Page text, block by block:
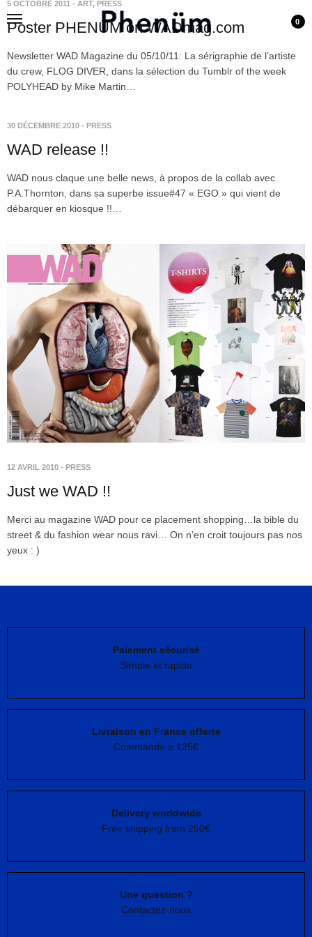
0
5 OCTOBRE 2011 - ART, PRESS
Poster PHENÜM on WADmag.com
Newsletter WAD Magazine du 05/10/11: La sérigraphie de l’artiste
du crew, FLOG DIVER, dans la sélection du Tumblr of the week
POLYHEAD by Mike Martin…
30 DÉCEMBRE 2010 - PRESS
WAD release !!
WAD nous claque une belle news, à propos de la collab avec
P.A.Thornton, dans sa superbe issue#47 « EGO » qui vient de
débarquer en kiosque !!…
12 AVRIL 2010 - PRESS
Just we WAD !!
Merci au magazine WAD pour ce placement shopping…la bible du
street & du fashion wear nous ravi… On n’en croit toujours pas nos
yeux : )
Paiement sécurisé
Simple et rapide
Livraison en France offerte
Commande ≥ 125€
Delivery worldwide
Free shipping from 250€
Une question ?
Contactez-nous